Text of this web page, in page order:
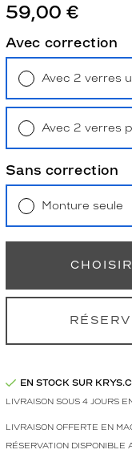
59,00 €
Avec correction
Avec 2 verres
Avec 2 verres
Sans correction
Monture seule
EN STOCK SUR
LIVRAISON SOUS 4 JOURS
LIVRAISON OFFERTE EN
RÉSERVATION DISPONIBLE